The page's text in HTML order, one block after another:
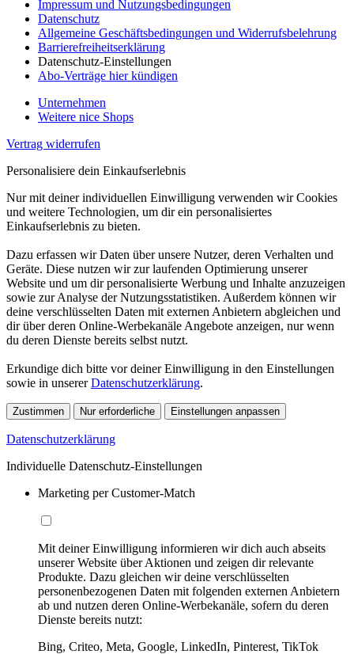
Impressum und Nutzungsbedingungen
Datenschutz
Allgemeine Geschäftsbedingungen und Widerrufsbelehrung
Barrierefreiheitserklärung
Datenschutz-Einstellungen
Abo-Verträge hier kündigen
Unternehmen
Weitere nice Shops
Vertrag widerrufen
Personalisiere dein Einkaufserlebnis
Nur mit deiner individuellen Einwilligung verwenden wir Cookies
und weitere Technologien, um dir ein personalisiertes
Einkaufserlebnis zu bieten.
Dazu erfassen wir Daten über unsere Nutzer, deren Verhalten und
Geräte. Diese nutzen wir zur laufenden Optimierung unserer
Website und um dir personalisierte Werbung und Inhalte anzuzeigen
sowie zur Analyse der Nutzungsstatistiken. Außerdem können wir
deine verschlüsselten Daten mit externen Anbietern abgleichen und
dir über deren Online-Werbekanäle Angebote anzeigen, nur wenn
du deren Dienste bereits selbst nutzt.
Erkundige dich bitte vor deiner Einwilligung in den Einstellungen
sowie in unsererDatenschutzerklärung.
Zustimmen Nur erforderliche Einstellungen anpassen
Datenschutzerklärung
Individuelle Datenschutz-Einstellungen
Marketing per Customer-Match
Mit deiner Einwilligung informieren wir dich auch abseits
unserer Website über Aktionen und zeigen dir relevante
Produkte. Dazu gleichen wir deine verschlüsselten
personenbezogenen Daten mit folgenden externen Anbietern
ab und nutzen deren Online-Werbekanäle, sofern du deren
Dienste bereits nutzt:
Bing, Criteo, Meta, Google, LinkedIn, Pinterest, TikTok